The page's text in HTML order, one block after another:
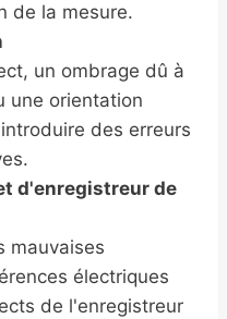
de la mesure.
un ombrage dû à
une orientation
des erreurs
d'enregistreur de
mauvaises
électriques
de l'enregistreur